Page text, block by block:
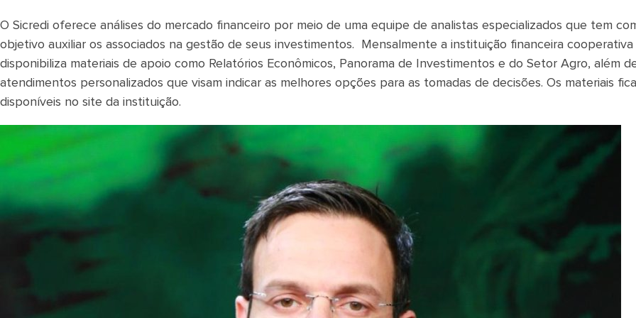
O Sicredi oferece análises do mercado financeiro por meio de uma equipe de analistas especializados que tem
objetivo auxiliar os associados na gestão de seus investimentos. Mensalmente a instituição financeira cooperativa
disponibiliza materiais de apoio como Relatórios Econômicos, Panorama de Investimentos e do Setor Agro, além
atendimentos personalizados que visam indicar as melhores opções para as tomadas de decisões. Os materiais
disponíveis no site da instituição.